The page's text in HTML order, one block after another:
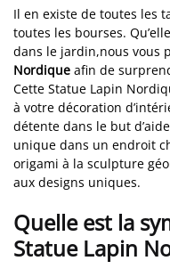
Il en existe de toutes les
toutes les bourses.
dans le jardin,nous vous
Nordique afin de
Cette Statue Lapin
à votre décoration
détente dans le but
unique dans un endroit
origami à la sculpture
aux designs uniques.
Quelle est la
Statue Lapin